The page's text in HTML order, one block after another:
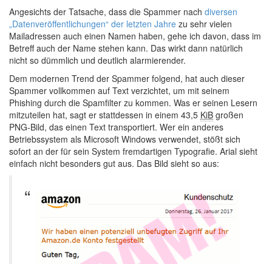
Angesichts der Tatsache, dass die Spammer nach diversen
„Datenveröffentlichungen“ der letzten Jahre zu sehr vielen
Mailadressen auch einen Namen haben, gehe ich davon, dass im
Betreff auch der Name stehen kann. Das wirkt dann natürlich
nicht so dümmlich und deutlich alarmierender.
Dem modernen Trend der Spammer folgend, hat auch dieser
Spammer vollkommen auf Text verzichtet, um mit seinem
Phishing durch die Spamfilter zu kommen. Was er seinen Lesern
mitzuteilen hat, sagt er stattdessen in einem 43,5 KiB großen
PNG-Bild, das einen Text transportiert. Wer ein anderes
Betriebssystem als Microsoft Windows verwendet, stößt sich
sofort an der für sein System fremdartigen Typografie. Arial sieht
einfach nicht besonders gut aus. Das Bild sieht so aus: